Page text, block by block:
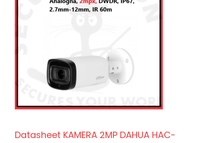
Datasheet KAMERA 2MP DAHUA HAC-